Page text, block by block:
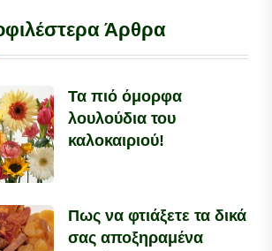
Άρθρα
Τα πιό όμορφα
λουλούδια του
καλοκαιριού!
Πως να φτιάξετε τα δικά
σας αποξηραμένα